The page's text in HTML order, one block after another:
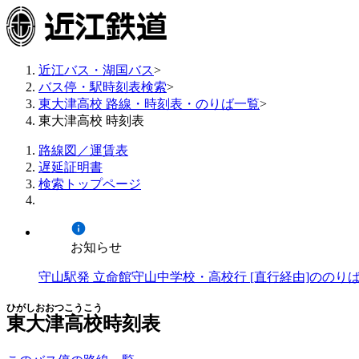
近江バス・湖国バス>
バス停・駅時刻表検索>
東大津高校 路線・時刻表・のりば一覧>
東大津高校 時刻表
路線図／運賃表
遅延証明書
検索トップページ
お知らせ
守山駅発 立命館守山中学校・高校行 [直行経由]ののり
東大津高校
ひがしおおつこうこう
時刻表